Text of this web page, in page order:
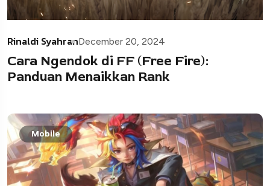
Rinaldi SyahranDecember 20, 2024
Cara Ngendok di FF (Free Fire):
Panduan Menaikkan Rank
Mobile